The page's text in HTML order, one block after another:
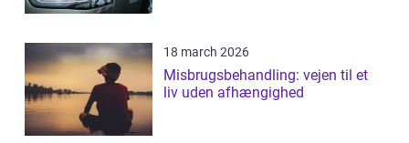
18 march 2026
Misbrugsbehandling: vejen til et
liv uden afhængighed